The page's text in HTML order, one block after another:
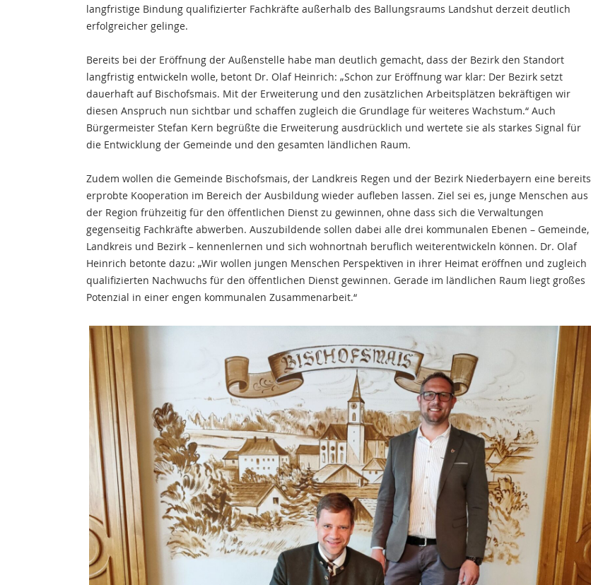
langfristige Bindung qualifizierter Fachkräfte außerhalb des Ballungsraums Landshut derzeit deutlich
erfolgreicher gelinge.
Bereits bei der Eröffnung der Außenstelle habe man deutlich gemacht, dass der Bezirk den Standort
langfristig entwickeln wolle, betont Dr. Olaf Heinrich: „Schon zur Eröffnung war klar: Der Bezirk setzt
dauerhaft auf Bischofsmais. Mit der Erweiterung und den zusätzlichen Arbeitsplätzen bekräftigen wir
diesen Anspruch nun sichtbar und schaffen zugleich die Grundlage für weiteres Wachstum.“ Auch
Bürgermeister Stefan Kern begrüßte die Erweiterung ausdrücklich und wertete sie als starkes Signal für
die Entwicklung der Gemeinde und den gesamten ländlichen Raum.
Zudem wollen die Gemeinde Bischofsmais, der Landkreis Regen und der Bezirk Niederbayern eine bereits
erprobte Kooperation im Bereich der Ausbildung wieder aufleben lassen. Ziel sei es, junge Menschen aus
der Region frühzeitig für den öffentlichen Dienst zu gewinnen, ohne dass sich die Verwaltungen
gegenseitig Fachkräfte abwerben. Auszubildende sollen dabei alle drei kommunalen Ebenen – Gemeinde,
Landkreis und Bezirk – kennenlernen und sich wohnortnah beruflich weiterentwickeln können. Dr. Olaf
Heinrich betonte dazu: „Wir wollen jungen Menschen Perspektiven in ihrer Heimat eröffnen und zugleich
qualifizierten Nachwuchs für den öffentlichen Dienst gewinnen. Gerade im ländlichen Raum liegt großes
Potenzial in einer engen kommunalen Zusammenarbeit.“